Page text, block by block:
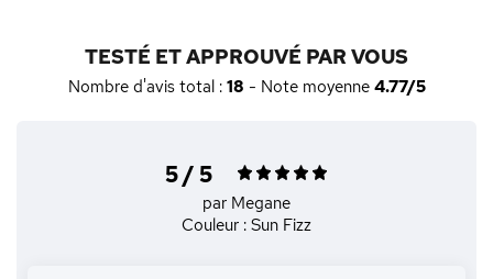
TESTÉ ET APPROUVÉ PAR VOUS
Nombre d'avis total : 18 - Note moyenne 4.77/5
5 / 5
par Megane
Couleur : Sun Fizz